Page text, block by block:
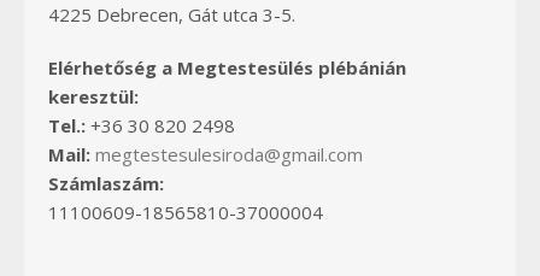
4225 Debrecen, Gát utca 3-5.
Elérhetőség a Megtestesülés plébánián
keresztül:
Tel.: +36 30 820 2498
Mail: megtestesulesiroda@gmail.com
Számlaszám:
11100609-18565810-37000004